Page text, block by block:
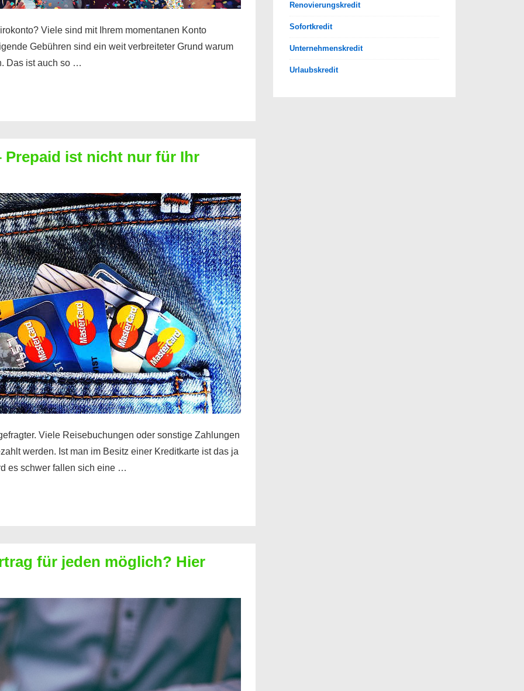
Viele sind mit Ihrem momentanen Konto
Gebühren sind ein weit verbreiteter Grund warum
Das ist auch so …
Prepaid ist nicht nur für Ihr
Viele Reisebuchungen oder sonstige Zahlungen
werden. Ist man im Besitz einer Kreditkarte ist das ja
es schwer fallen sich eine …
für jeden möglich? Hier
Renovierungskredit
Sofortkredit
Unternehmenskredit
Urlaubskredit